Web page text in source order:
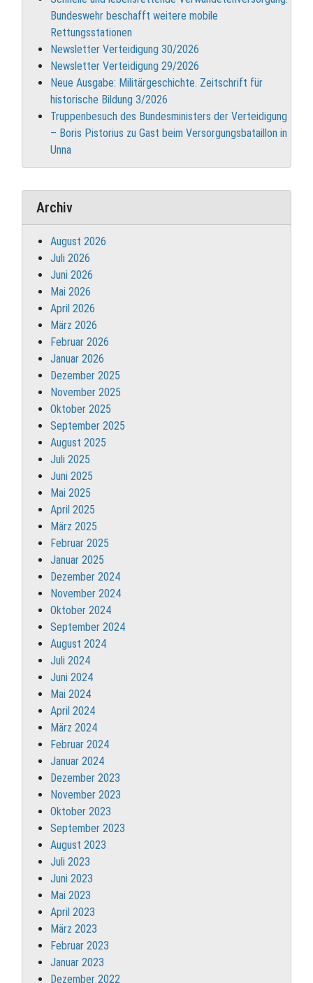
Bundeswehr beschafft weitere mobile
Rettungsstationen
Newsletter Verteidigung 30/2026
Newsletter Verteidigung 29/2026
Neue Ausgabe: Militärgeschichte. Zeitschrift für
historische Bildung 3/2026
Truppenbesuch des Bundesministers der Verteidigung
– Boris Pistorius zu Gast beim Versorgungsbataillon in
Unna
Archiv
August 2026
Juli 2026
Juni 2026
Mai 2026
April 2026
März 2026
Februar 2026
Januar 2026
Dezember 2025
November 2025
Oktober 2025
September 2025
August 2025
Juli 2025
Juni 2025
Mai 2025
April 2025
März 2025
Februar 2025
Januar 2025
Dezember 2024
November 2024
Oktober 2024
September 2024
August 2024
Juli 2024
Juni 2024
Mai 2024
April 2024
März 2024
Februar 2024
Januar 2024
Dezember 2023
November 2023
Oktober 2023
September 2023
August 2023
Juli 2023
Juni 2023
Mai 2023
April 2023
März 2023
Februar 2023
Januar 2023
Dezember 2022